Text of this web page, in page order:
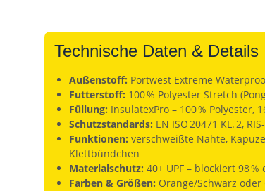
Technische Daten & Details
Außenstoff: Portwest Extreme
Futterstoff: 100 % Polyester Stretch
Füllung: InsulatexPro – 100 % Polyester,
Schutzstandards: EN ISO 20471 KL. 2,
Funktionen: verschweißte Nähte,
Klettbündchen
Materialschutz: 40+ UPF – blockiert 98
Farben & Größen: Orange/Schwarz oder